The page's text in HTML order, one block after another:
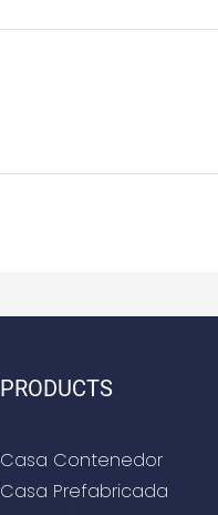
PRODUCTS
Casa Contenedor
Casa Prefabricada